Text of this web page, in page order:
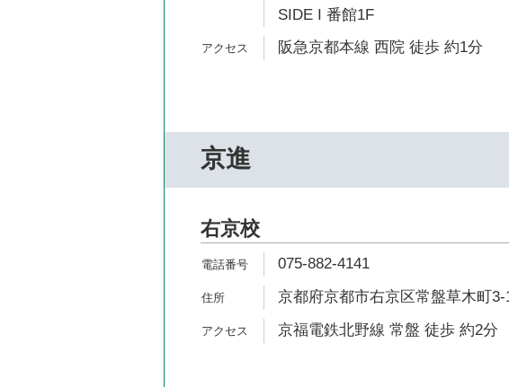
SIDE I 番館1F
阪急京都本線 西院 徒歩 約1分
京進
右京校
075-882-4141
京都府京都市右京区常盤草木町3-
京福電鉄北野線 常盤 徒歩 約2分